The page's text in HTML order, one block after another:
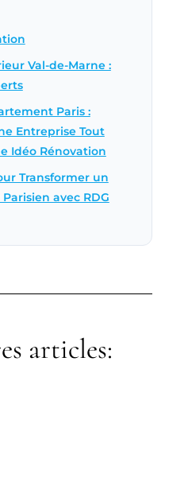
Val-de-Marne :
Paris :
Entreprise Tout
Idéo Rénovation
Transformer un
avec RDG
articles: